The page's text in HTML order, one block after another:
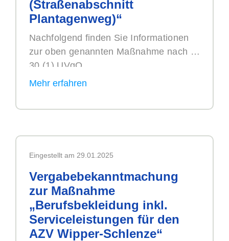
(Straßenabschnitt
Plantagenweg)“
Nachfolgend finden Sie Informationen
zur oben genannten Maßnahme nach §
30 (1) UVgO.
Eingestellt am 29.01.2025
Vergabebekanntmachung
zur Maßnahme
„Berufsbekleidung inkl.
Serviceleistungen für den
AZV Wipper-Schlenze“